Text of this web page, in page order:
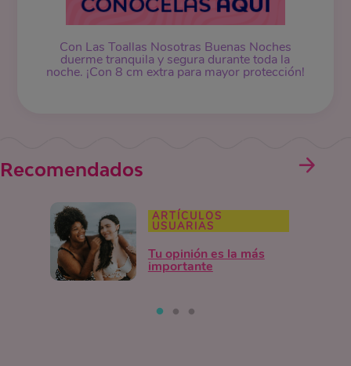
Con Las Toallas Nosotras Buenas Noches
duerme tranquila y segura durante toda la
noche. ¡Con 8 cm extra para mayor protección!
Recomendados
ARTÍCULOS
USUARIAS
Tu opinión es la más
importante